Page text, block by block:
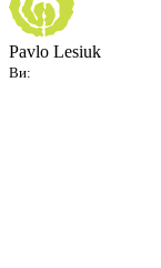
Pavlo Lesiuk
Ви: